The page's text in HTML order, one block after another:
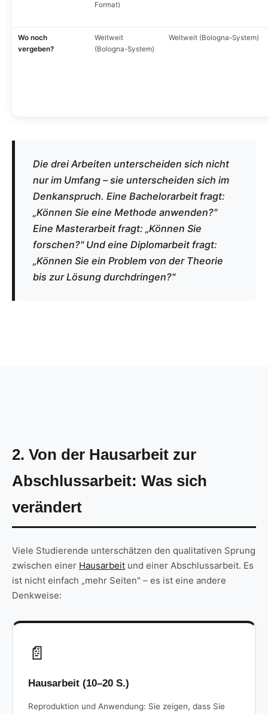
Format)
Wo noch
vergeben?
Weltweit
(Bologna-System)
Weltweit (Bologna-System)
Die drei Arbeiten unterscheiden sich nicht
nur im Umfang – sie unterscheiden sich im
Denkanspruch. Eine Bachelorarbeit fragt:
„Können Sie eine Methode anwenden?"
Eine Masterarbeit fragt: „Können Sie
forschen?" Und eine Diplomarbeit fragt:
„Können Sie ein Problem von der Theorie
bis zur Lösung durchdringen?"
2. Von der Hausarbeit zur
Abschlussarbeit: Was sich
verändert
Viele Studierende unterschätzen den qualitativen Sprung
zwischen einer Hausarbeit und einer Abschlussarbeit. Es
ist nicht einfach „mehr Seiten" – es ist eine andere
Denkweise:
📄
Hausarbeit (10–20 S.)
Reproduktion und Anwendung: Sie zeigen, dass Sie